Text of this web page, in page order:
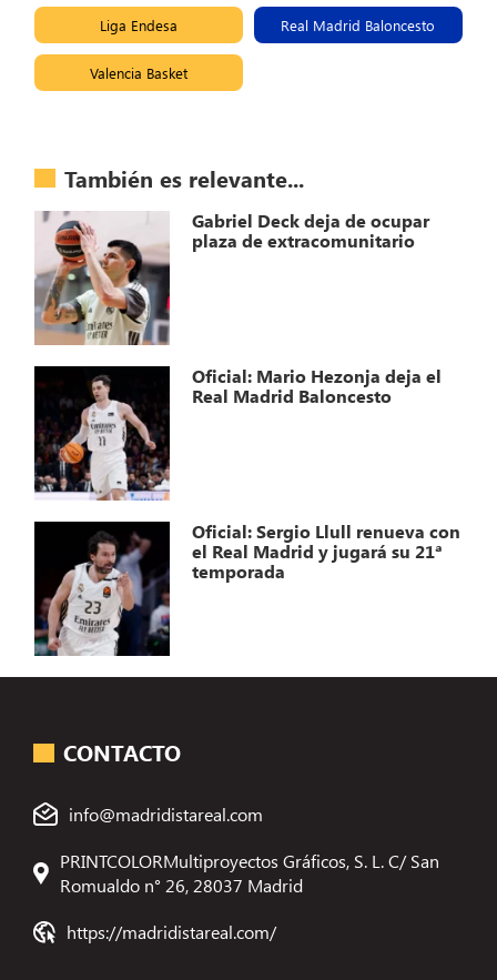
Liga Endesa Real Madrid Baloncesto
Valencia Basket
También es relevante...
Gabriel Deck deja de ocupar
plaza de extracomunitario
Oficial: Mario Hezonja deja el
Real Madrid Baloncesto
Oficial: Sergio Llull renueva con
el Real Madrid y jugará su 21ª
temporada
CONTACTO
info@madridistareal.com
PRINTCOLORMultiproyectos Gráficos, S. L. C/ San
Romualdo n° 26, 28037 Madrid
https://madridistareal.com/